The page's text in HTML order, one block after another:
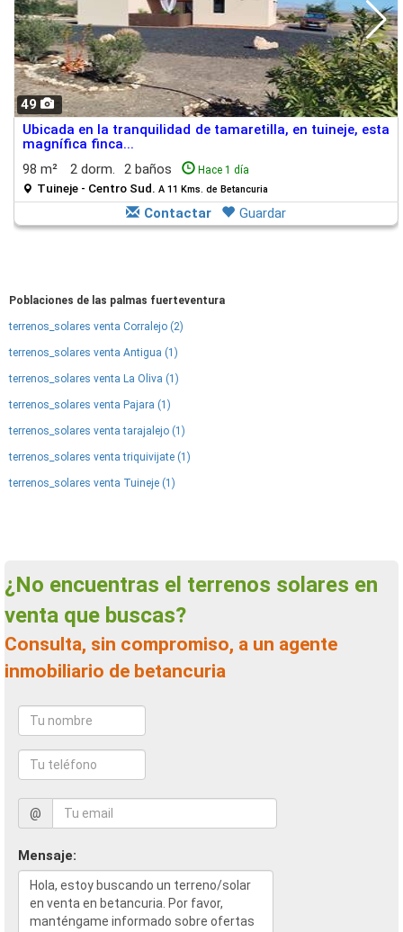
49
Ubicada en la tranquilidad de tamaretilla, en tuineje, esta
magnífica finca...
98 m²
2 dorm. 2 baños Hace 1 día
Tuineje - Centro Sud. A 11 Kms. de Betancuria
Contactar Guardar
Poblaciones de las palmas fuerteventura
terrenos_solares venta Corralejo (2)
terrenos_solares venta Antigua (1)
terrenos_solares venta La Oliva (1)
terrenos_solares venta Pajara (1)
terrenos_solares venta tarajalejo (1)
terrenos_solares venta triquivijate (1)
terrenos_solares venta Tuineje (1)
¿No encuentras el terrenos solares en
venta que buscas?
Consulta, sin compromiso, a un agente
inmobiliario de betancuria
@
Mensaje: